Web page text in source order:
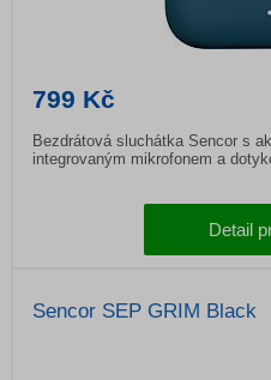
799 Kč
Bezdrátová sluchátka Sencor s
integrovaným mikrofonem a
Detail
Sencor SEP GRIM Black